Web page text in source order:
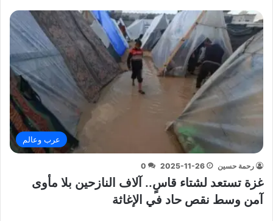
عرب وعالم
رحمة حسين 2025-11-26
0
غزة تستعد لشتاء قاسٍ.. آلاف النازحين بلا مأوى
آمن وسط نقص حاد في الإغاثة